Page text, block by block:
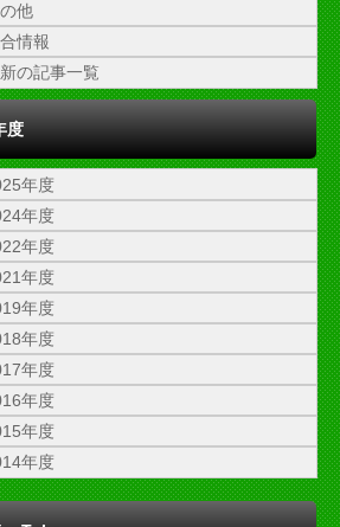
他
情報
の記事一覧
度
年度
年度
年度
年度
年度
年度
年度
年度
年度
年度